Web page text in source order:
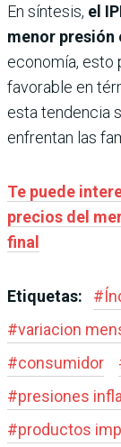
En síntesis, el
menor presión
economía, esto
favorable en
esta tendencia
enfrentan las
Te puede
precios del
final
Etiquetas: #
#variacion
#consumidor
#presiones
#productos